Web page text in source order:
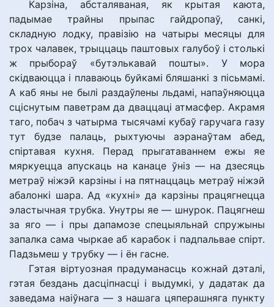
Карзіна, абсталяваная, як крытая каюта,
падымае трайны прыпас гайдропаў, санкі,
складную лодку, правізію на чатыры месяцы для
трох чалавек, трыццаць паштовых галубоў і столькі
ж прыбораў «бутэлькавай пошты». У мора
скідваюцца і плаваюць буйкамі бляшанкі з пісьмамі.
А каб яны не былі раздаўлены льдамі, напаўняюцца
сціснутым паветрам да дваццаці атмасфер. Акрамя
таго, побач з чатырма тысячамі кубаў гаручага газу
тут будзе палаць, рыхтуючы аэранаўтам абед,
спіртавая кухня. Перад прыгатаваннем ежы яе
мяркуецца апускаць на канаце ўніз — на дзесяць
метраў ніжэй карзіны і на пятнаццаць метраў ніжэй
абалонкі шара. Ад «кухні» да карзіны працягнецца
эластычная трубка. Унутры яе — шнурок. Пацягнеш
за яго — і пры дапамозе спецыяльнай спружыны
запалка сама чыркае аб карабок і падпальвае спірт.
Падзьмеш у трубку — і ён гасне.
Гэтая віртуозная прадуманасць кожнай дэталі,
гэтая бездань дасціпнасці і выдумкі, у дадатак да
заведама наіўнага — з нашага цяперашняга пункту